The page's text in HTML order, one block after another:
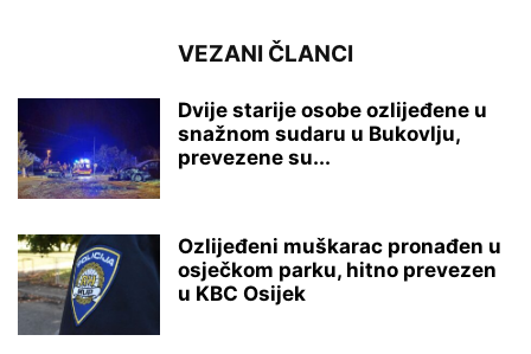
VEZANI ČLANCI
Dvije starije osobe ozlijeđene u
snažnom sudaru u Bukovlju,
prevezene su...
Ozlijeđeni muškarac pronađen u
osječkom parku, hitno prevezen
u KBC Osijek